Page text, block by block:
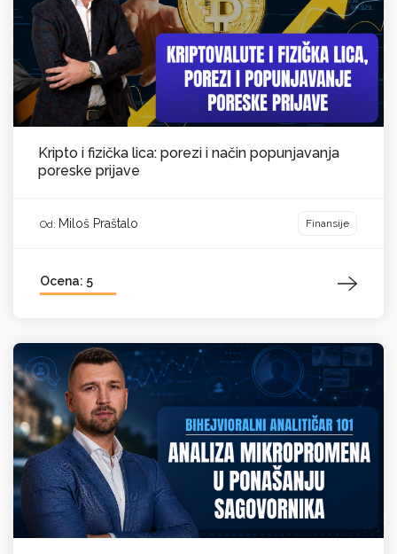
Kripto i fizička lica: porezi i način popunjavanja
poreske prijave
Od: Miloš Praštalo Finansije
Ocena: 5